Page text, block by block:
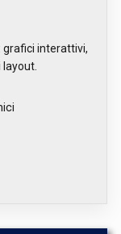
grafici interattivi,
layout.